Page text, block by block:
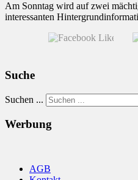
Am Sonntag wird auf zwei
interessanten
Suche
Suchen ...
Werbung
AGB